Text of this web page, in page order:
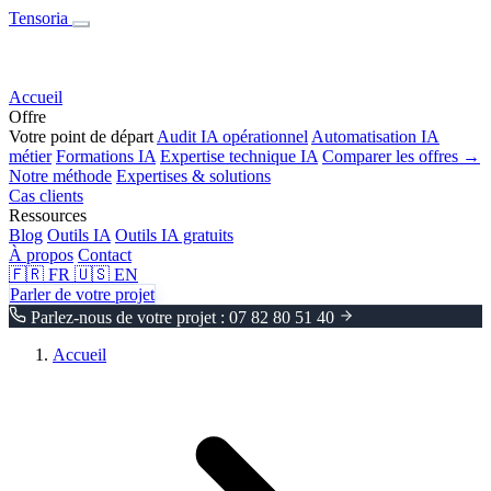
Tensoria
Accueil
Offre
Votre point de départ Audit IA opérationnel Automatisation IA
métier Formations IA Expertise technique IA Comparer les offres →
Notre méthode Expertises & solutions
Cas clients
Ressources
Blog Outils IA Outils IA gratuits
À propos Contact
🇫🇷 FR 🇺🇸 EN
Parler de votre projet
Parlez-nous de votre projet : 07 82 80 51 40
Accueil